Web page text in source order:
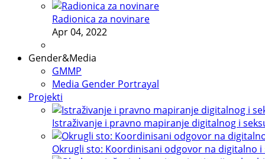
Radionica za novinare
Apr 04, 2022
Gender&Media
GMMP
Media Gender Portrayal
Projekti
Istraživanje i pravno mapiranje digitalnog i
Okrugli sto: Koordinisani odgovor na digitalno i